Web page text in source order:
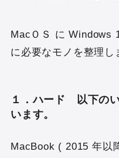
MacＯＳ に Windows
に必要なモノを整理し
１．ハード 以下の
います。
MacBook ( 2015 年以